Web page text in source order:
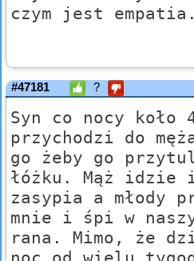
czym jest empatia.
#47181 ?
Syn co nocy koło
przychodzi do
go żeby go
łóżku. Mąż idzie
zasypia a młody
mnie i śpi w
rana. Mimo, że